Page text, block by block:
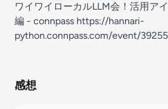
ワイワイローカルLLM会！活用ア
編 - connpass https://hannari-
python.connpass.com/event/
感想